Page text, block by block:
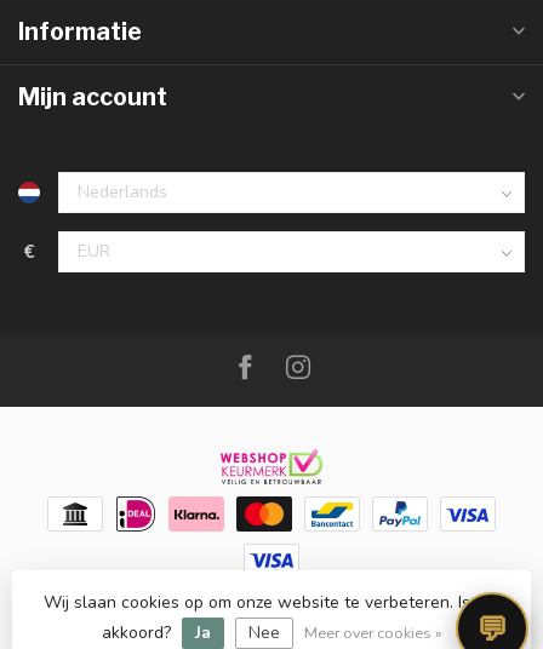
Informatie
Mijn account
€
© Copyright 2026 Meubello®- Powered byLightspeed-
Lightspeed designby Dyvelopment 💬
Wij slaan cookies op om onze website te verbeteren. Is dat
akkoord?
Ja Nee Meer over cookies »